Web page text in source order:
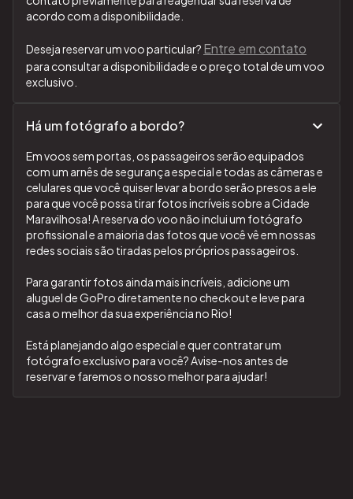
acordo com a disponibilidade.
Deseja reservar um voo particular? Entre em contato
para consultar a disponibilidade e o preço total de um voo
exclusivo.
Há um fotógrafo a bordo?
Em voos sem portas, os passageiros serão equipados
com um arnês de segurança especial e todas as câmeras e
celulares que você quiser levar a bordo serão presos a ele
para que você possa tirar fotos incríveis sobre a Cidade
Maravilhosa! A reserva do voo não inclui um fotógrafo
profissional e a maioria das fotos que você vê em nossas
redes sociais são tiradas pelos próprios passageiros.
Para garantir fotos ainda mais incríveis, adicione um
aluguel de GoPro diretamente no checkout e leve para
casa o melhor da sua experiência no Rio!
Está planejando algo especial e quer contratar um
fotógrafo exclusivo para você? Avise-nos antes de
reservar e faremos o nosso melhor para ajudar!